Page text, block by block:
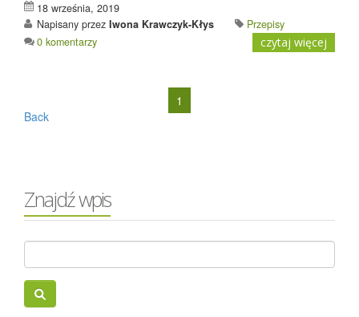
18 września, 2019
Napisany przez Iwona Krawczyk-Kłys
Przepisy
0 komentarzy
czytaj więcej
1
Back
Znajdź wpis